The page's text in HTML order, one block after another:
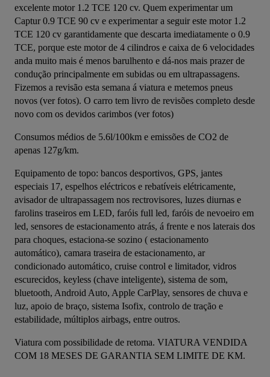
excelente motor 1.2 TCE 120 cv. Quem experimentar um
Captur 0.9 TCE 90 cv e experimentar a seguir este motor 1.2
TCE 120 cv garantidamente que descarta imediatamente o 0.9
TCE, porque este motor de 4 cilindros e caixa de 6 velocidades
anda muito mais é menos barulhento e dá-nos mais prazer de
condução principalmente em subidas ou em ultrapassagens.
Fizemos a revisão esta semana á viatura e metemos pneus
novos (ver fotos). O carro tem livro de revisões completo desde
novo com os devidos carimbos (ver fotos)
Consumos médios de 5.6l/100km e emissões de CO2 de
apenas 127g/km.
Equipamento de topo: bancos desportivos, GPS, jantes
especiais 17, espelhos eléctricos e rebatíveis elétricamente,
avisador de ultrapassagem nos rectrovisores, luzes diurnas e
farolins traseiros em LED, faróis full led, faróis de nevoeiro em
led, sensores de estacionamento atrás, á frente e nos laterais dos
para choques, estaciona-se sozino ( estacionamento
automático), camara traseira de estacionamento, ar
condicionado automático, cruise control e limitador, vidros
escurecidos, keyless (chave inteligente), sistema de som,
bluetooth, Android Auto, Apple CarPlay, sensores de chuva e
luz, apoio de braço, sistema Isofix, controlo de tração e
estabilidade, múltiplos airbags, entre outros.
Viatura com possibilidade de retoma. VIATURA VENDIDA
COM 18 MESES DE GARANTIA SEM LIMITE DE KM.